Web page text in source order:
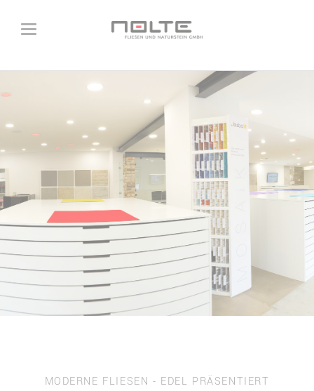
MODERNE FLIESEN - EDEL PRÄSENTIERT